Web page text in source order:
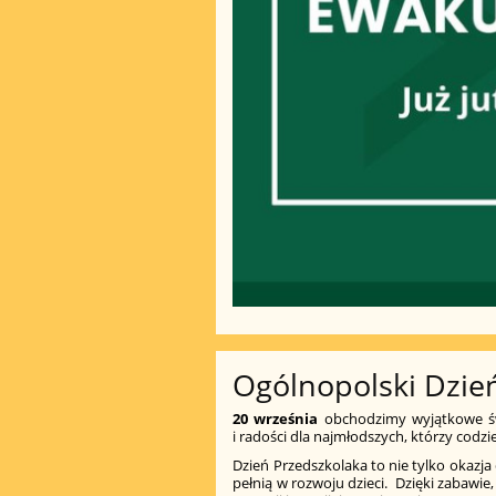
Ogólnopolski
20 września obchodzimy wyjątkowe
i radości dla najmłodszych, którzy
Dzień Przedszkolaka to nie tylko
pełnią w rozwoju dzieci. Dzięki